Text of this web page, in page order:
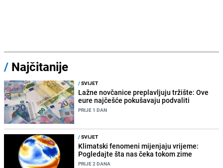
/ Najčitanije
/SVIJET
Lažne novčanice preplavljuju tržište: Ove
eure najčešće pokušavaju podvaliti
PRIJE 1 DAN
/SVIJET
Klimatski fenomeni mijenjaju vrijeme:
Pogledajte šta nas čeka tokom zime
PRIJE 2 DANA